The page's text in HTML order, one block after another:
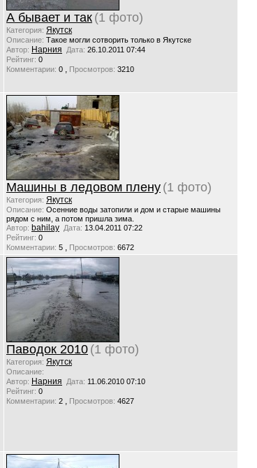
А бывает и так (1 фото)
Категория: Якутск
Описание: Такое могли сотворить только в Якутске
Автор: Нарния Дата: 26.10.2011 07:44
Рейтинг: 0
Комментарии: 0 , Просмотров: 3210
Машины в ледовом плену (1 фото)
Категория: Якутск
Описание: Осенние воды затопили и дом и старые машины
рядом с ним, а потом пришла зима.
Автор: bahilay Дата: 13.04.2011 07:22
Рейтинг: 0
Комментарии: 5 , Просмотров: 6672
Паводок 2010 (1 фото)
Категория: Якутск
Описание:
Автор: Нарния Дата: 11.06.2010 07:10
Рейтинг: 0
Комментарии: 2 , Просмотров: 4627